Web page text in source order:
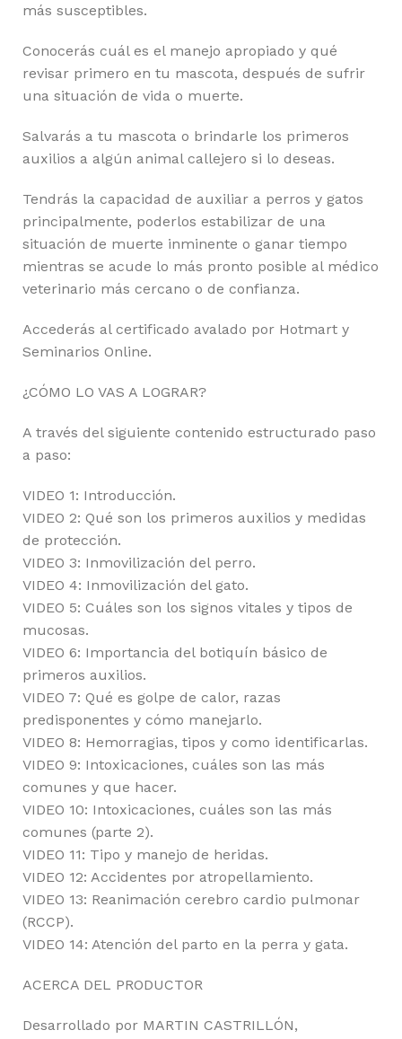
más susceptibles.
Conocerás cuál es el manejo apropiado y qué
revisar primero en tu mascota, después de sufrir
una situación de vida o muerte.
Salvarás a tu mascota o brindarle los primeros
auxilios a algún animal callejero si lo deseas.
Tendrás la capacidad de auxiliar a perros y gatos
principalmente, poderlos estabilizar de una
situación de muerte inminente o ganar tiempo
mientras se acude lo más pronto posible al médico
veterinario más cercano o de confianza.
Accederás al certificado avalado por Hotmart y
Seminarios Online.
¿CÓMO LO VAS A LOGRAR?
A través del siguiente contenido estructurado paso
a paso:
VIDEO 1: Introducción.
VIDEO 2: Qué son los primeros auxilios y medidas
de protección.
VIDEO 3: Inmovilización del perro.
VIDEO 4: Inmovilización del gato.
VIDEO 5: Cuáles son los signos vitales y tipos de
mucosas.
VIDEO 6: Importancia del botiquín básico de
primeros auxilios.
VIDEO 7: Qué es golpe de calor, razas
predisponentes y cómo manejarlo.
VIDEO 8: Hemorragias, tipos y como identificarlas.
VIDEO 9: Intoxicaciones, cuáles son las más
comunes y que hacer.
VIDEO 10: Intoxicaciones, cuáles son las más
comunes (parte 2).
VIDEO 11: Tipo y manejo de heridas.
VIDEO 12: Accidentes por atropellamiento.
VIDEO 13: Reanimación cerebro cardio pulmonar
(RCCP).
VIDEO 14: Atención del parto en la perra y gata.
ACERCA DEL PRODUCTOR
Desarrollado por MARTIN CASTRILLÓN,